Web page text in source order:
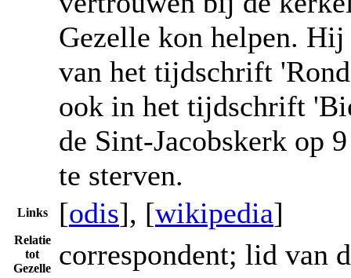
Gezelle kon helpen.
van het tijdschrift
ook in het tijdschrift
de Sint-Jacobskerk op
te sterven.
Links [odis], [wikipedia]
Relatie
tot
Gezelle
correspondent; lid van